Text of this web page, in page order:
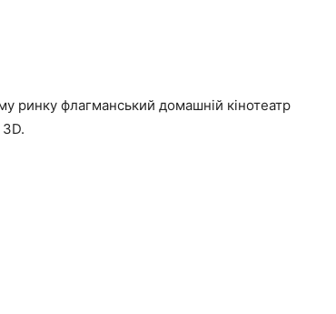
ринку флагманський домашній кінотеатр